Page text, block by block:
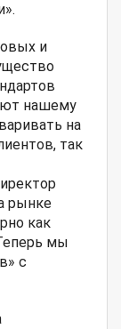
и
нашему
на
так
рынке
как
мы
с